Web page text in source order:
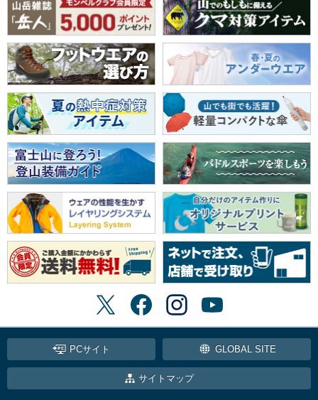
PCサイト GLOBAL SITE
サイトマップ